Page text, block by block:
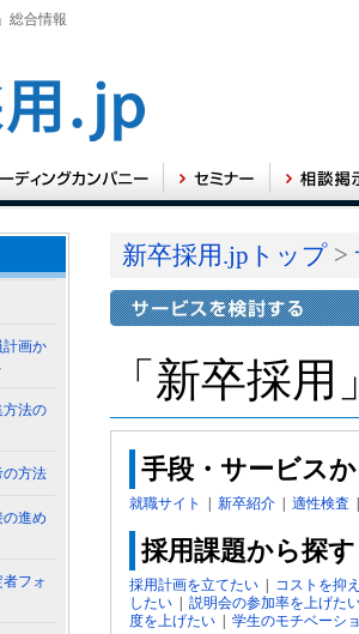
総合情報
新卒採用.jpトップ >
「新卒採
手段・サービス
就職サイト 新卒紹介 適性検査
採用課題から探す
採用計画を立てたい
コストを抑
したい
説明会の参加率を上げた
度を上げたい
学生のモチベーシ
計画か
方法の
の方法
進め
フォ